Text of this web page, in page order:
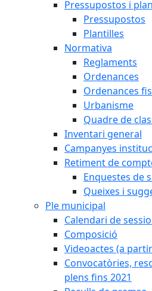
Pressupostos i
Pressupostos
Plantilles
Normativa
Reglaments
Ordenances
Ordenances
Urbanisme
Quadre de
Inventari general
Campanyes
Retiment de
Enquestes de
Queixes i
Ple municipal
Calendari de
Composició
Videoactes (a
Convocatòries,
plens fins 2021